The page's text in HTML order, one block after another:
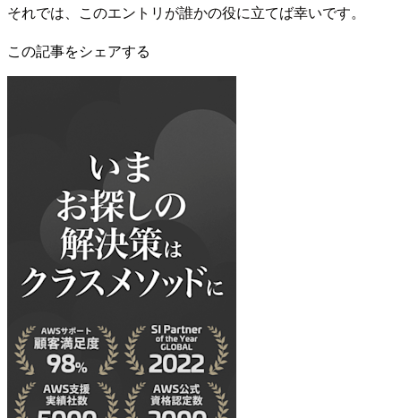
それでは、このエントリが誰かの役に立てば幸いです。
この記事をシェアする